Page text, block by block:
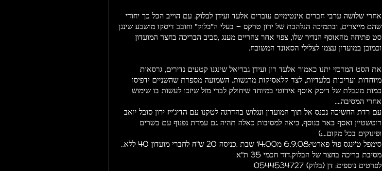
אחרי שלושה ערבי חברים אינטימיים עוברים אלעד ועידן לבלוק. עם הוייב הכל כך יחודי
שהם מייצרים, ובתמיכה הנלהבת של ירון טרקס - בעלי ה"בלוק" וחובב דיסקו מושבע שינגן
סט פתיחה מהאוסף הנדיר שלו, צפוי אחר צהריים מענג ,סביב הבריכה בחצר המועדון
וכמובן במועדון עצמו לצלילי הסאונד המשובח.
את הסט המרכזי יתנו כאמור אלעד רון ועידן גבריאל שינגנו קטעים נדירים, גרסאות
מיוחדות ועריכות בלעדיות, לצד קלאסיקות מרגשות. השמועה מספרת שהשניים ידפיסו
כמות מוגבלת של דיסק אוסף אירוטי במיוחד שיחולק לברי מזל שיזכו לעשות בו שימוש
אחרי המסיבה....
עם רדת החשיכה נכנס אל תוך המועדון ונגלוש בהדרגה לטקנו עם הדיג'ייז ירון סובל יואב
רוטשטיין ואסף באר בנוסף, כיאה למסיבות כאלה תהיה גם עמדת נפנוף עם בשרים
ופינוקים בכל מקום...:)
סימפל ט'ינגס פול פארטי:6.9.08 מ14:00 שבת .כניסה 20 ש"ח לחברי מועדון 40 ללא..
מסיבת בריכה בחצר של הבלוק.דוד חכמי 35 ת"א
לפרטים נוספים: דן (בלוק) 0544534727